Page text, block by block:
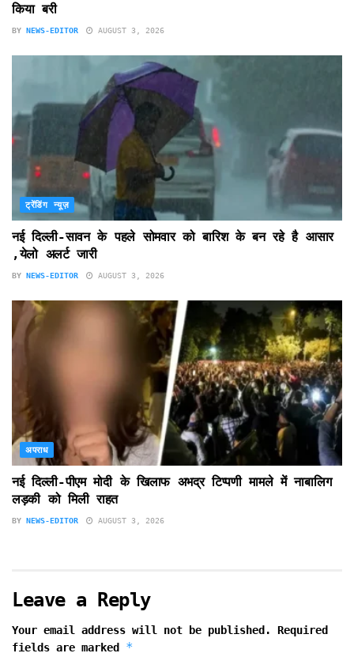
किया बरी
BY NEWS-EDITOR AUGUST 3, 2026
ट्रेंडिंग न्यूज़
नई दिल्ली-सावन के पहले सोमवार को बारिश के बन रहे है आसार
,येलो अलर्ट जारी
BY NEWS-EDITOR AUGUST 3, 2026
अपराध
नई दिल्ली-पीएम मोदी के खिलाफ अभद्र टिप्पणी मामले में नाबालिग
लड़की को मिली राहत
BY NEWS-EDITOR AUGUST 3, 2026
Leave a Reply
Your email address will not be published.
Required
fields are marked *